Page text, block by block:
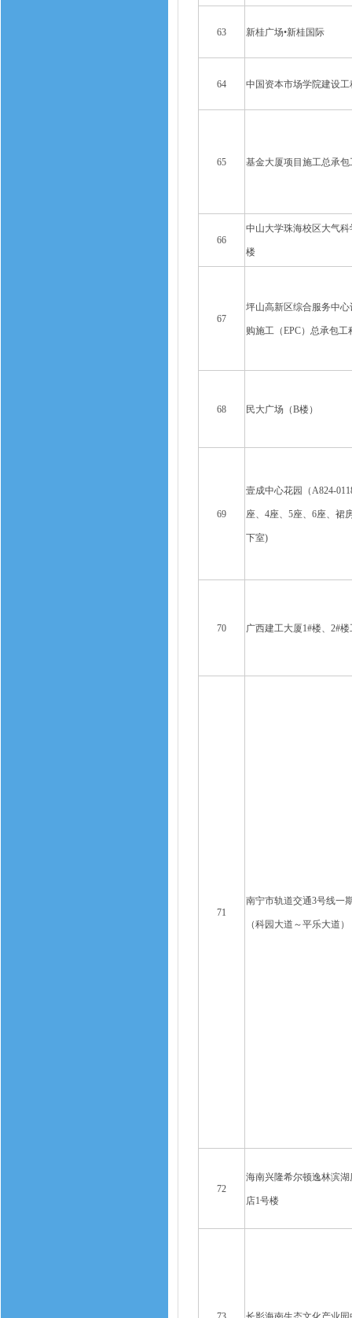
63 新桂广场•新桂国际
64 中国资本市场学院建设工
65 基金大厦项目施工总承包
66
中山大学珠海校区大气科
楼
67
坪山高新区综合服务中心
购施工（EPC）总承包工
68 民大广场（B楼）
69
壹成中心花园（A824-
座、4座、5座、6座、裙
下室)
70 广西建工大厦1#楼、2#楼
71
南宁市轨道交通3号线一
（科园大道～平乐大道）
72
海南兴隆希尔顿逸林滨湖
店1号楼